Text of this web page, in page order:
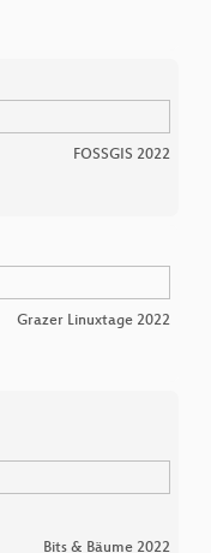
FOSSGIS 2022
Grazer Linuxtage 2022
Bits & Bäume 2022